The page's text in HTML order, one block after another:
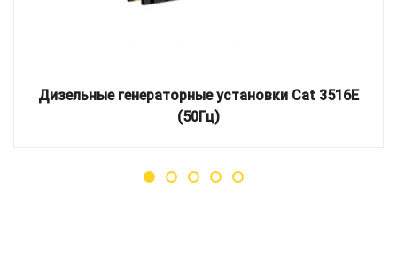
Дизельные генераторные установки Cat 3516E
(50Гц)